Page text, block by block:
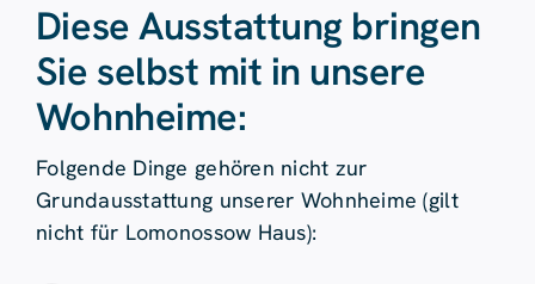
Diese Ausstattung bringen
Sie selbst mit in unsere
Wohnheime:
Folgende Dinge gehören nicht zur
Grundausstattung unserer Wohnheime (gilt
nicht für Lomonossow Haus):